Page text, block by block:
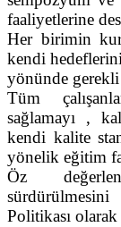
faaliyetlerine
Her birimin
kendi
yönünde gerekli
Tüm
sağlamayı ,
kendi kalite
yönelik eğitim
Öz
Politikası